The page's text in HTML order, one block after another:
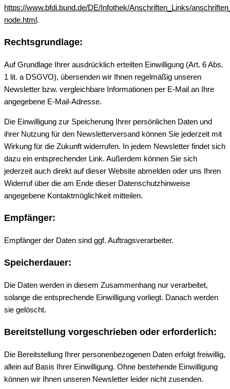
https://www.bfdi.bund.de/DE/Infothek/Anschriften_Links/
node.html.
Rechtsgrundlage:
Auf Grundlage Ihrer ausdrücklich erteilten Einwilligung (Art. 6 Abs.
1 lit. a DSGVO), übersenden wir Ihnen regelmäßig unseren
Newsletter bzw. vergleichbare Informationen per E-Mail an Ihre
angegebene E-Mail-Adresse.
Die Einwilligung zur Speicherung Ihrer persönlichen Daten und
ihrer Nutzung für den Newsletterversand können Sie jederzeit mit
Wirkung für die Zukunft widerrufen. In jedem Newsletter findet sich
dazu ein entsprechender Link. Außerdem können Sie sich
jederzeit auch direkt auf dieser Website abmelden oder uns Ihren
Widerruf über die am Ende dieser Datenschutzhinweise
angegebene Kontaktmöglichkeit mitteilen.
Empfänger:
Empfänger der Daten sind ggf. Auftragsverarbeiter.
Speicherdauer:
Die Daten werden in diesem Zusammenhang nur verarbeitet,
solange die entsprechende Einwilligung vorliegt. Danach werden
sie gelöscht.
Bereitstellung vorgeschrieben oder erforderlich:
Die Bereitstellung Ihrer personenbezogenen Daten erfolgt freiwillig,
allein auf Basis Ihrer Einwilligung. Ohne bestehende Einwilligung
können wir Ihnen unseren Newsletter leider nicht zusenden.